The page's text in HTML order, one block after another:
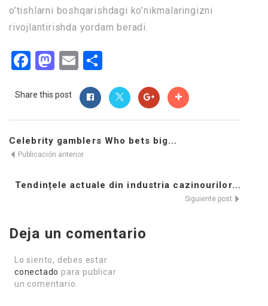
o’tishlarni boshqarishdagi ko’nikmalaringizni
rivojlantirishda yordam beradi.
Facebook
Mastodon
Email
Share this post
Celebrity gamblers Who bets big...
Publicación anterior
Tendințele actuale din industria cazinourilor...
Siguiente post
Deja un comentario
Lo siento, debes estar
conectado para publicar
un comentario.